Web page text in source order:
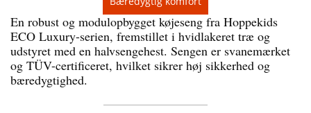
En robust og modulopbygget køjeseng fra Hoppekids
ECO Luxury-serien, fremstillet i hvidlakeret træ og
udstyret med en halvsengehest. Sengen er svanemærket
og TÜV-certificeret, hvilket sikrer høj sikkerhed og
bæredygtighed.